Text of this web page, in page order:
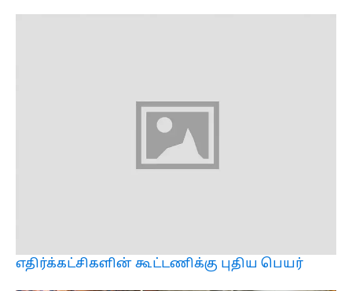
எதிர்க்கட்சிகளின் கூட்டணிக்கு புதிய பெயர்